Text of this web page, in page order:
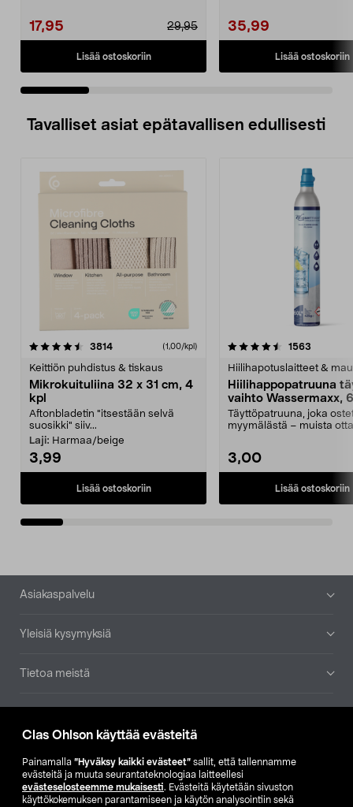
Clas Ohlson käyttää evästeitä
Painamalla ”Hyväksy kaikki evästeet” sallit, että tallennamme
evästeitä ja muuta seurantateknologiaa laitteellesi
evästeselosteemme mukaisesti. Evästeitä käytetään sivuston
käyttökokemuksen parantamiseen ja käytön analysointiin sekä
17,95 29,95
Lisää ostoskoriin
35,99
Lisää ostoskoriin
Tavalliset asiat epätavallisen edullisesti
3814arvostelut (1,00/kpl)
Keittiön puhdistus & tiskaus
Mikrokuituliina 32 x 31 cm, 4
kpl
Aftonbladetin "itsestään selvä
suosikki" siiv...
Laji: Harmaa/beige
3,99
Lisää ostoskoriin
4.5viidestä
1563
Hiilihapotuslaitteet &
Hiilihappopatruuna
vaihto Wassermaxx,
Täyttöpatruuna, joka
myymälästä – muista
3,00
Lisää ostoskoriin
4.5viidestä
Alatunniste
Asiakaspalvelu
Yleisiä kysymyksiä
Tietoa meistä
Etsi myymälä